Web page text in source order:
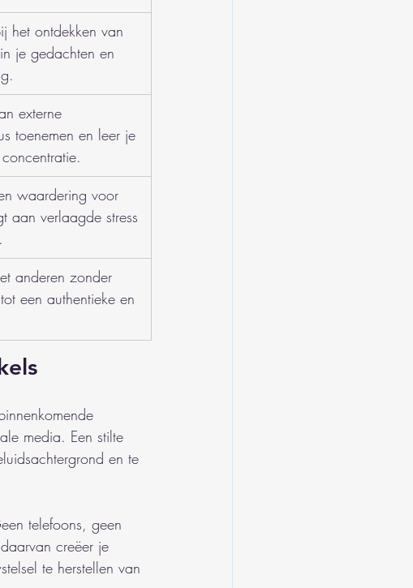
het ontdekken van
je gedachten en
externe
toenemen en leer je
waardering voor
aan verlaagde stress
anderen zonder
een authentieke en
media. Een stilte
en te
telefoons, geen
creëer je
te herstellen van